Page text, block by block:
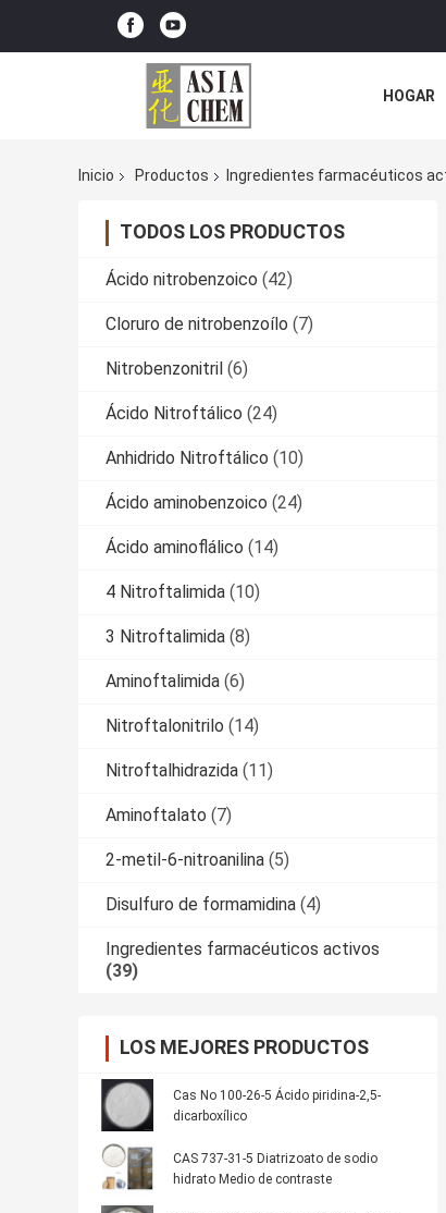
HOGAR
Inicio
Productos Ingredientes farmacéuticos
TODOS LOS PRODUCTOS
Ácido nitrobenzoico (42)
Cloruro de nitrobenzoílo (7)
Nitrobenzonitril (6)
Ácido Nitroftálico (24)
Anhidrido Nitroftálico (10)
Ácido aminobenzoico (24)
Ácido aminoflálico (14)
4 Nitroftalimida (10)
3 Nitroftalimida (8)
Aminoftalimida (6)
Nitroftalonitrilo (14)
Nitroftalhidrazida (11)
Aminoftalato (7)
2-metil-6-nitroanilina (5)
Disulfuro de formamidina (4)
Ingredientes farmacéuticos activos
(39)
LOS MEJORES PRODUCTOS
Cas No 100-26-5 Ácido piridina-2,5-
dicarboxílico
CAS 737-31-5 Diatrizoato de sodio
hidrato Medio de contraste